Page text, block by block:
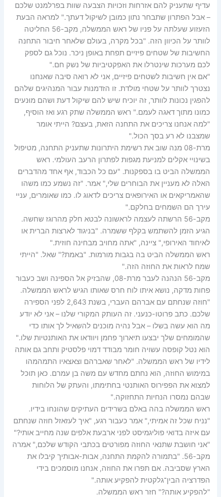
עדיף שתעניק להם אזרחות וזכויות הצבעה שוות בפרלמנט שלכם
– אבל הפתרון שתבחר נתון כמובן לשיקול דעתך." למראה הבעת
הזעזוע שעלתה על פניו של ראש הממשלה, מקב-56 החליטה
לוותר על הכיוון הזה. "בכל מקרה, בעולם שלאחר חיבור התחנה
החשיבות של שטחים פיזיים תפחת באופן ניכר. נוכל גם לספק
לכם מערכות שינטרלו את האפקטיביות של נשק חם."
"אם אין חשיבות לשטחים פיזיים, אני לא רואה סיבה שאנחנו
נצטרך לוותר על שטחי מולדת. זו הזדמנות עבור המנהיגים שלהם
להפגין נכונות לוותר, זה יוכיח שיש להם שיקול דעת ושהם מוּנעים
כמונו מתוך דאגה לעמם." ראש הממשלה שתק רגע ואז הוסיף,
"למה אנחנו צריכים את התחנה הזאת, בעצם? הייתי אומר
שמצבנו לא רע בסך הכול."
מרת-08 מנה שוב את רשימת היתרונות שתעניק התחנה, מטיפול
בשינויי אקלים למניעת מגפות לפתרון הרעב העולמי. ראש
הממשלה הביט בו בספקנות. "עם כל הכבוד, אף אחד מהדברים
האלה לא מעניין את הבוחרים שלי," אמר. "זה נשמע כמו משהו
שהאמריקאים או האירופאים צריכים לדאוג לו. כמו שאומרים, עניי
עירך הם השמחים בחלקם."
מקב-56 הרשתה לעצמה לראשונה לבטא חלק מהרוגז שחשה.
הגיע הזמן להשתמש בקלף ששמרה. "בניגוד לארצות הברית או
לאיחוד האירופי," ציינה, "אתה מחויב מבחינה חוזית."
ראש הממשלה הביט בה בגבות מורמות. "באמת?" שאל. "הייתי
שמח לראות את החוזה הזה."
מקב-56 הנהנה לעבר מרת-08, שהבזיק אל הספינה ושב כעבור
פחות מדקה, נושא איתו לוח חרס שאותו הגיש לראש הממשלה.
"חוזה שנחתם עם אברהם העברי, בשנת 2,643 לפני הספירה
שלכם. כתב פרוטו-כנעני. זה העותק המקורי שלנו – אני לא יודע
מה הוא עשה בשלו – אבל נהיה מוכנים להשאיל לך אותו כדי
שהמומחים שלך יבצעו תיארוך פחמן ויוודאו את האותנטיות שלו."
הוא נטל קופסה עשויה חומר מבודד דמוי פלסטיק ותחב גם אותה
לידיו של ראש הממשלה. "לאחר שאברהם וצאצאיו התמהמהו
במימוש החוזה, הוא נחתם מחדש עם משה בן עמרם. כאן תוכל
למצוא את הפפירוס האותנטי בחתימתו, והעתק של הלוחות
שבהם נמסרו הנחיות התחזוקה."
ראש הממשלה בהה באלם בשרידים העתיקים שהונחו בידיו.
"נניח שכל זה אמיתי," אמר כעבור רגע, "איך לעזאזל חוזה שנחתם
עם איזה בדואי פוליגמיסט לפני ארבעת אלפים שנה מחייב אותי?"
"אני חושבת שתנאי החוזה מפורטים בכתבי הקודש שלכם," אמרה
מקב-56. "בתמורה להקמת התחנה, אבות-אבותיך קיבלו את
הארץ שסביבה. אם תפרו את החוזה, אנחנו מוסמכים בידי
הפדרציה הבין־גלקטית להפקיע אותה."
"להפקיע אותה?" חזר ראש הממשלה.